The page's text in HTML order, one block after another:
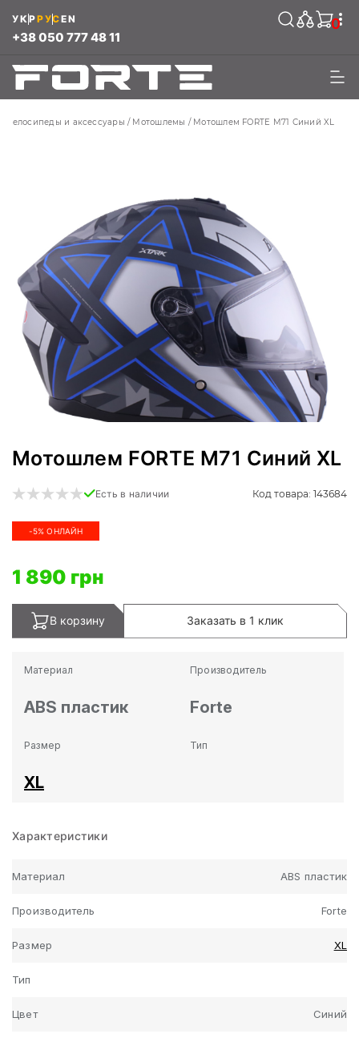
+38 050 777 48 11
УКРРУСEN 0
Велосипеды и аксессуары Мотошлемы Мотошлем FORTE M71 Синий XL
Мотошлем FORTE M71 Синий XL
Есть в наличии Код товара: 143684
-5% ОНЛАЙН
1 890 грн
В корзину Заказать в 1 клик
Материал
ABS пластик
Производитель
Forte
Размер
XL
Тип
Характеристики
Материал ABS пластик
Производитель Forte
Размер XL
Тип
Цвет Синий